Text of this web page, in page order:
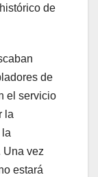
de
de
el servicio
la
Una vez
estará